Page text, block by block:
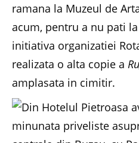
ramana la Muzeul de
acum, pentru a nu pati
initiativa organizatiei
realizata o alta copie a
amplasata in cimitir.